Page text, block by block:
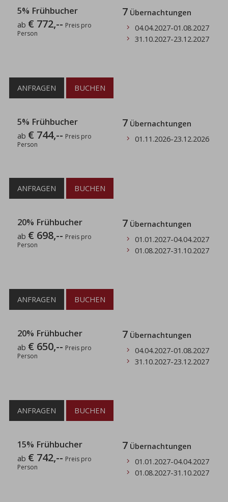
5% Frühbucher
ab € 772,-- Preis pro
Person
7 Übernachtungen
04.04.2027-01.08.2027
31.10.2027-23.12.2027
ANFRAGEN BUCHEN
5% Frühbucher
ab € 744,-- Preis pro
Person
7 Übernachtungen
01.11.2026-23.12.2026
ANFRAGEN BUCHEN
20% Frühbucher
ab € 698,-- Preis pro
Person
7 Übernachtungen
01.01.2027-04.04.2027
01.08.2027-31.10.2027
ANFRAGEN BUCHEN
20% Frühbucher
ab € 650,-- Preis pro
Person
7 Übernachtungen
04.04.2027-01.08.2027
31.10.2027-23.12.2027
ANFRAGEN BUCHEN
15% Frühbucher
ab € 742,-- Preis pro
Person
7 Übernachtungen
01.01.2027-04.04.2027
01.08.2027-31.10.2027